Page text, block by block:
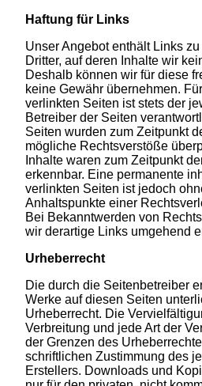
Haftung für Links
Unser Angebot enthält Links
Dritter, auf deren Inhalte wir
Deshalb können wir für diese
keine Gewähr übernehmen.
verlinkten Seiten ist stets der
Betreiber der Seiten
Seiten wurden zum Zeitpunkt
mögliche Rechtsverstöße
Inhalte waren zum Zeitpunkt
erkennbar. Eine permanente
verlinkten Seiten ist jedoch
Anhaltspunkte einer
Bei Bekanntwerden von
wir derartige Links umgehend
Urheberrecht
Die durch die Seitenbetreiber
Werke auf diesen Seiten
Urheberrecht. Die
Verbreitung und jede Art der
der Grenzen des
schriftlichen Zustimmung des
Erstellers. Downloads und